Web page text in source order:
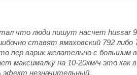
что люди пишут насчет hussar
ставят ямаховский 792
пер варик желательно с
максималку на 10-20км/ч это
незначительный.